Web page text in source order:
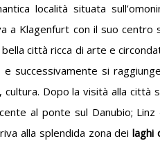
località situata
a Klagenfurt con il suo
città ricca di arte e
successivamente si
Dopo la visità alla città
al ponte sul Danubio;
alla splendida zona deilaghi